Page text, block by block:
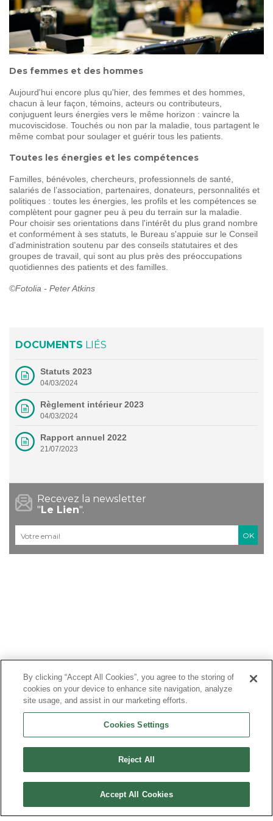
SOIGNER AUJOURD'HUI
GUÉRIR DEMAIN
AGIR ENSEMBLE
60 ANS DE COMBAT
Des femmes et des hommes
Aujourd'hui encore plus qu'hier, des femmes et des hommes,
chacun à leur façon, témoins, acteurs ou contributeurs,
conjuguent leurs énergies vers le même horizon : vaincre la
mucoviscidose. Touchés ou non par la maladie, tous partagent le
même combat pour soulager et guérir tous les patients.
Toutes les énergies et les compétences
Familles, bénévoles, chercheurs, professionnels de santé,
salariés de l’association, partenaires, donateurs, personnalités et
politiques : toutes les énergies, les profils et les compétences se
complètent pour gagner peu à peu du terrain sur la maladie.
Pour choisir ses orientations dans l'intérêt du plus grand nombre
et conformément à ses statuts, le Bureau s'appuie sur le Conseil
d'administration soutenu par des conseils statutaires et des
groupes de travail, qui sont au plus près des préoccupations
quotidiennes des patients et des familles.
©Fotolia - Peter Atkins
DOCUMENTS LIÉS
Statuts 2023
04/03/2024
Règlement intérieur 2023
04/03/2024
Rapport annuel 2022
21/07/2023
Recevez la newsletter
" Le Lien".
Courriel*
PLAN DU SITE
MENTIONS LÉGALES
By clicking “Accept All Cookies”, you agree to the storing of
cookies on your device to enhance site navigation, analyze
site usage, and assist in our marketing efforts.
Cookies Settings
Reject All
Accept All Cookies